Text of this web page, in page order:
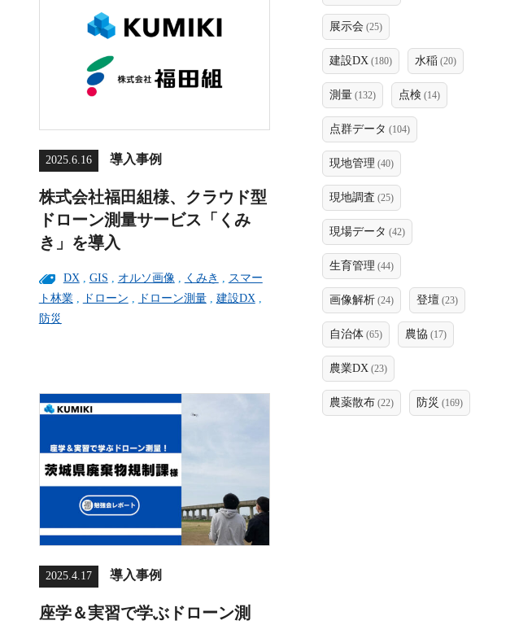
2025.6.16 導入事例
株式会社福田組様、クラウド型
ドローン測量サービス「くみ
き」を導入
DX, GIS , オルソ画像, くみき , スマー
ト林業, ドローン , ドローン測量, 建設DX,
防災
2025.4.17 導入事例
座学＆実習で学ぶドローン測
展示会 (25)
建設DX (180) 水稲 (20)
測量 (132) 点検 (14)
点群データ (104)
現地管理 (40)
現地調査 (25)
現場データ (42)
生育管理 (44)
画像解析 (24) 登壇 (23)
自治体 (65) 農協 (17)
農業DX (23)
農薬散布 (22) 防災 (169)